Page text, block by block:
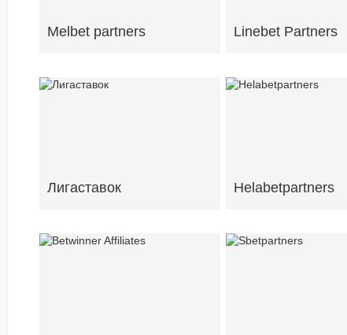
Melbet partners Linebet Partners
Лигаставок Helabetpartners